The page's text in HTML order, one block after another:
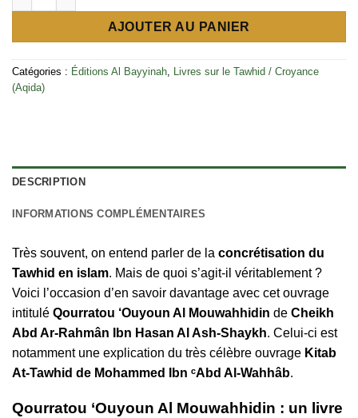
AJOUTER AU PANIER
Catégories : Éditions Al Bayyinah
Livres sur le Tawhid / Croyance
(Aqida)
DESCRIPTION
INFORMATIONS COMPLÉMENTAIRES
Très souvent, on entend parler de la concrétisation du
Tawhid en islam. Mais de quoi s’agit-il véritablement ?
Voici l’occasion d’en savoir davantage avec cet ouvrage
intitulé Qourratou ‘Ouyoun Al Mouwahhidin de Cheikh
Abd Ar-Rahmân Ibn Hasan Al Ash-Shaykh. Celui-ci est
notamment une explication du très célèbre ouvrage Kitab
At-Tawhid de Mohammed Ibn ᶜAbd Al-Wahhâb.
Qourratou ‘Ouyoun Al Mouwahhidin : un livre